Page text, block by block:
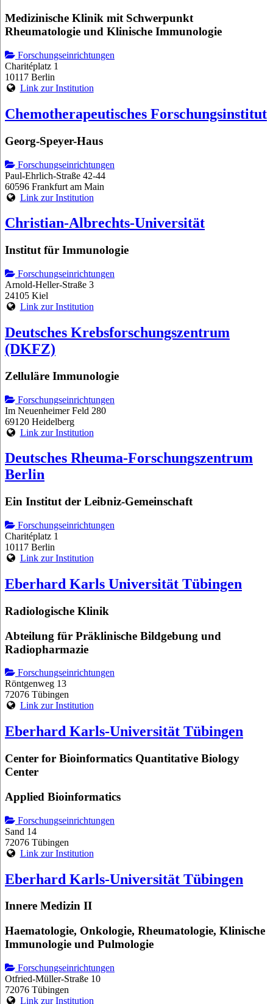
Medizinische Klinik mit Schwerpunkt
Rheumatologie und Klinische Immunologie
Forschungseinrichtungen
Charitéplatz 1
10117 Berlin
Link zur Institution
Chemotherapeutisches Forschungsinstitut
Georg-Speyer-Haus
Forschungseinrichtungen
Paul-Ehrlich-Straße 42-44
60596 Frankfurt am Main
Link zur Institution
Christian-Albrechts-Universität
Institut für Immunologie
Forschungseinrichtungen
Arnold-Heller-Straße 3
24105 Kiel
Link zur Institution
Deutsches Krebsforschungszentrum
(DKFZ)
Zelluläre Immunologie
Forschungseinrichtungen
Im Neuenheimer Feld 280
69120 Heidelberg
Link zur Institution
Deutsches Rheuma-Forschungszentrum
Berlin
Ein Institut der Leibniz-Gemeinschaft
Forschungseinrichtungen
Charitéplatz 1
10117 Berlin
Link zur Institution
Eberhard Karls Universität Tübingen
Radiologische Klinik
Abteilung für Präklinische Bildgebung und
Radiopharmazie
Forschungseinrichtungen
Röntgenweg 13
72076 Tübingen
Link zur Institution
Eberhard Karls-Universität Tübingen
Center for Bioinformatics Quantitative Biology
Center
Applied Bioinformatics
Forschungseinrichtungen
Sand 14
72076 Tübingen
Link zur Institution
Eberhard Karls-Universität Tübingen
Innere Medizin II
Haematologie, Onkologie, Rheumatologie, Klinische
Immunologie und Pulmologie
Forschungseinrichtungen
Otfried-Müller-Straße 10
72076 Tübingen
Link zur Institution